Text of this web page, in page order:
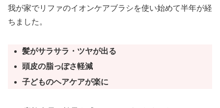
我が家でリファのイオンケアブラシを使い始めて半年が経
ちました。
髪がサラサラ・ツヤが出る
頭皮の脂っぽさ軽減
子どものヘアケアが楽に